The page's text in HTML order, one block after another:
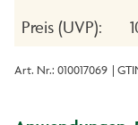
Preis (UVP):
Art. Nr.: 010017069 |